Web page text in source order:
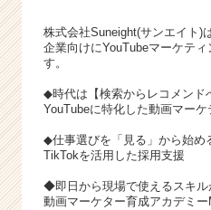
株式会社Suneight(サンエイト)は
企業向けにYouTubeマーケテ
す。
◆時代は【検索からレコメンド
YouTubeに特化した動画マーケ
◆仕事選びを「見る」から始め
TikTokを活用した採用支援
◆即日から現場で使えるスキル
動画マーケター育成アカデミー